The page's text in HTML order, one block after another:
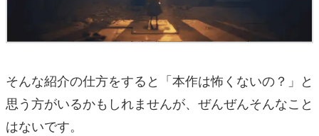
そんな紹介の仕方をすると「本作は怖くないの？」と
思う方がいるかもしれませんが、ぜんぜんそんなこと
はないです。